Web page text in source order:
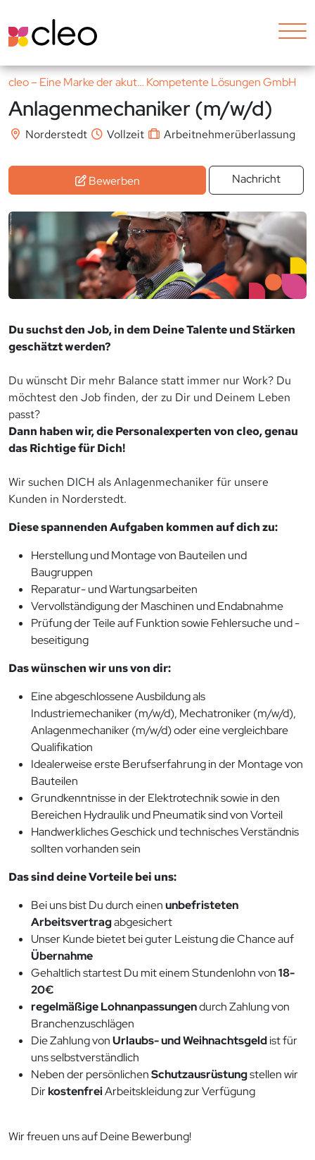
cleo – Eine Marke der akut… Kompetente Lösungen GmbH
Anlagenmechaniker (m/w/d)
Norderstedt Vollzeit Arbeitnehmerüberlassung
Bewerben Nachricht
Du suchst den Job, in dem Deine Talente und Stärken
geschätzt werden?
Du wünscht Dir mehr Balance statt immer nur Work? Du
möchtest den Job finden, der zu Dir und Deinem Leben
passt?
Dann haben wir, die Personalexperten von cleo, genau
das Richtige für Dich!
Wir suchen DICH als Anlagenmechaniker für unsere
Kunden in Norderstedt.
Diese spannenden Aufgaben kommen auf dich zu:
Herstellung und Montage von Bauteilen und
Baugruppen
Reparatur- und Wartungsarbeiten
Vervollständigung der Maschinen und Endabnahme
Prüfung der Teile auf Funktion sowie Fehlersuche und -
beseitigung
Das wünschen wir uns von dir:
Eine abgeschlossene Ausbildung als
Industriemechaniker (m/w/d), Mechatroniker (m/w/d),
Anlagenmechaniker (m/w/d) oder eine vergleichbare
Qualifikation
Idealerweise erste Berufserfahrung in der Montage von
Bauteilen
Grundkenntnisse in der Elektrotechnik sowie in den
Bereichen Hydraulik und Pneumatik sind von Vorteil
Handwerkliches Geschick und technisches Verständnis
sollten vorhanden sein
Das sind deine Vorteile bei uns:
Bei uns bist Du durch einenunbefristeten
Arbeitsvertragabgesichert
Unser Kunde bietet bei guter Leistung die Chance auf
Übernahme
Gehaltlich startest Du mit einem Stundenlohn von18-
20€
regelmäßige Lohnanpassungendurch Zahlung von
Branchenzuschlägen
Die Zahlung vonUrlaubs- und Weihnachtsgeldist für
uns selbstverständlich
Neben der persönlichenSchutzausrüstungstellen wir
DirkostenfreiArbeitskleidung zur Verfügung
Wir freuen uns auf Deine Bewerbung!